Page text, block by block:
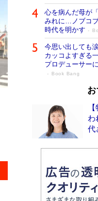
心を病んだ母が
みれに…ノブコ
時代を明かす
今思い出しても
カッコよすぎる
プロデューサー
Book Bang
「宇宙兄弟」
物語に幕 特
ンガ」も収録
美輪明宏 晩年の
「『火垂るの墓
続けた“自責の念
い」監督が徹底
戦争の記憶
わ
代